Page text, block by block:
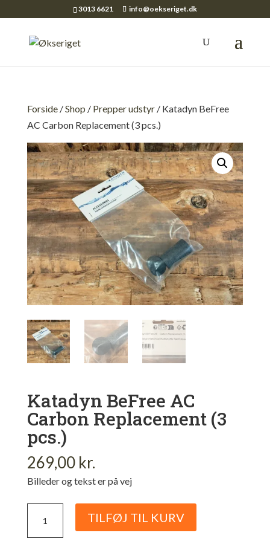
3013 6621 info@oekseriget.dk
Forside/Shop / Prepper udstyr/ Katadyn BeFree
AC Carbon Replacement (3 pcs.)
Katadyn BeFree AC
Carbon Replacement (3
pcs.)
269,00 kr.
Billeder og tekst er på vej
BeFree
TILFØJ TIL KURV